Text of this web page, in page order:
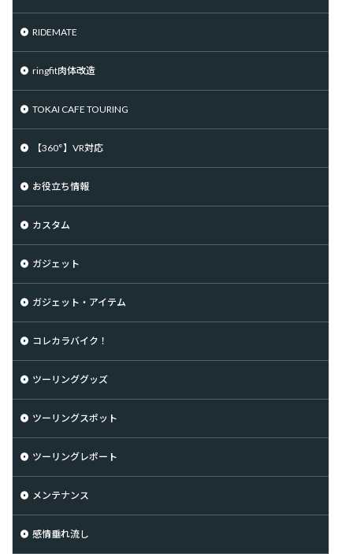
RIDEMATE
ringfit肉体改造
TOKAI CAFE TOURING
【360°】VR対応
お役立ち情報
カスタム
ガジェット
ガジェット・アイテム
コレカラバイク！
ツーリンググッズ
ツーリングスポット
ツーリングレポート
メンテナンス
感情垂れ流し